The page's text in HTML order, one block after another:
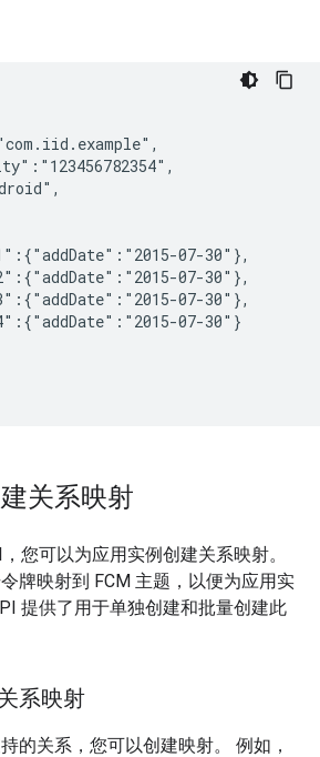
07-30"},
07-30"},
07-30"},
07-30"}
关系映射
您可以为应用实例创建关系映射。
牌映射到 FCM 主题，以便为应用实
提供了用于单独创建和批量创建此
系映射
的关系，您可以创建映射。 例如，